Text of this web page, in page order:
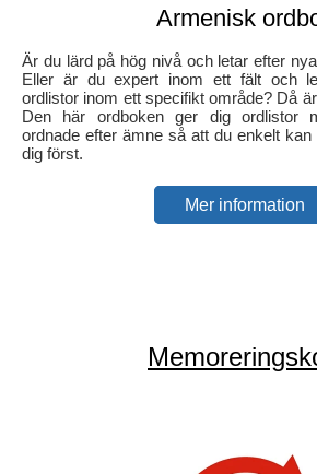
Armenisk
Är du lärd på hög nivå och letar efter
Eller är du expert inom ett fält och
ordlistor inom ett specifikt område? Då
Den här ordboken ger dig ordlistor
ordnade efter ämne så att du enkelt
dig först.
Mer information